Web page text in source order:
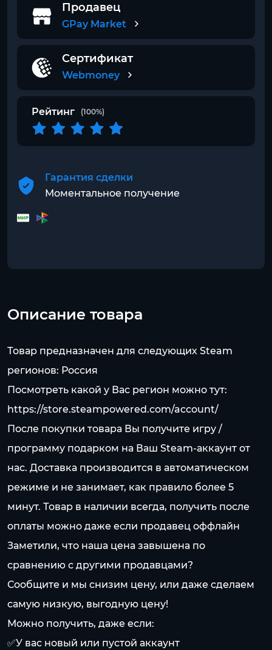
Продавец
GPay Market
Сертификат
Webmoney
Рейтинг (100%)
Гарантия сделки
Моментальное получение
Описание товара
Товар предназначен для следующих Steam
регионов: Россия
Посмотреть какой у Вас регион можно тут:
https://store.steampowered.com/account/
После покупки товара Вы получите игру /
программу подарком на Ваш Steam-аккаунт от
нас. Доставка производится в автоматическом
режиме и не занимает, как правило более 5
минут. Товар в наличии всегда, получить после
оплаты можно даже если продавец оффлайн
Заметили, что наша цена завышена по
сравнению с другими продавцами?
Сообщите и мы снизим цену, или даже сделаем
самую низкую, выгодную цену!
Можно получить, даже если:
✅У вас новый или пустой аккаунт